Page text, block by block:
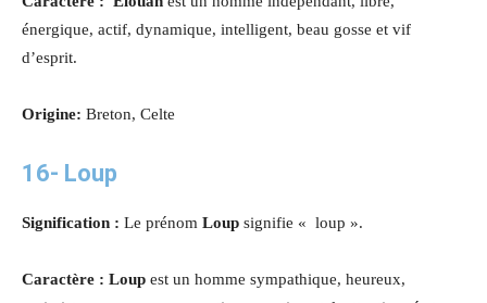
énergique, actif, dynamique, intelligent, beau gosse et vif
d’esprit.
Origine: Breton, Celte
16- Loup
Signification : Le prénom Loup signifie « loup ».
Caractère : Loup est un homme sympathique, heureux,